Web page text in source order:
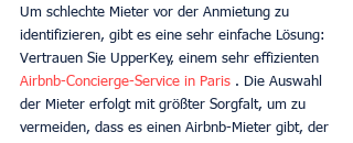
Um schlechte Mieter vor der Anmietung zu
identifizieren, gibt es eine sehr einfache Lösung:
Vertrauen Sie UpperKey, einem sehr effizienten
Airbnb-Concierge-Service in Paris . Die Auswahl
der Mieter erfolgt mit größter Sorgfalt, um zu
vermeiden, dass es einen Airbnb-Mieter gibt, der